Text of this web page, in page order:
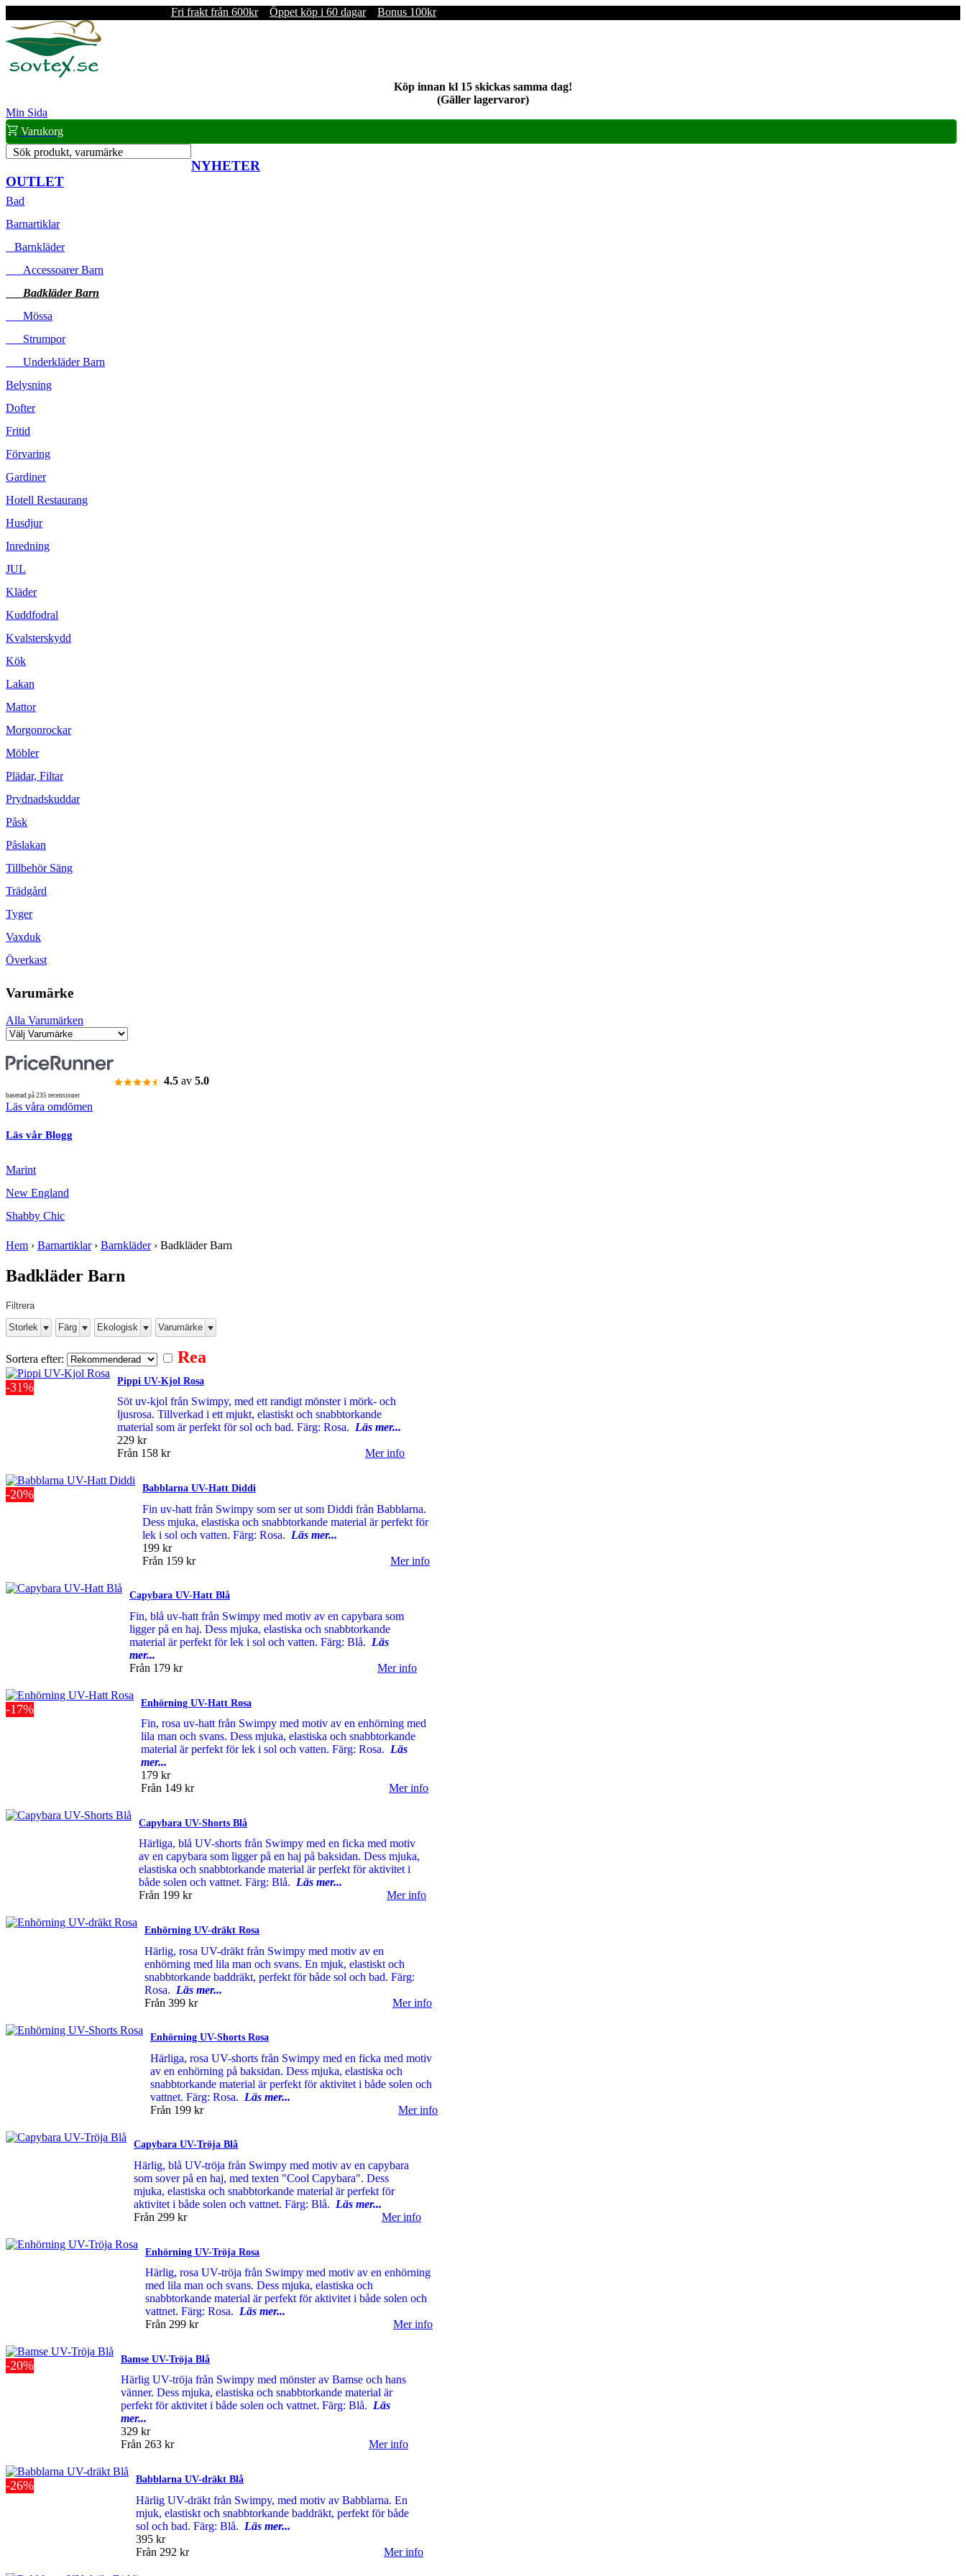
Fri frakt från 600kr Öppet köp i 60 dagar Bonus 100kr
Köp innan kl 15 skickas samma dag!
(Gäller lagervaror)
Min Sida
Varukorg
Sök produkt, varumärke
NYHETER
OUTLET
Bad
Barnartiklar
Barnkläder
Accessoarer Barn
Badkläder Barn
Mössa
Strumpor
Underkläder Barn
Belysning
Dofter
Fritid
Förvaring
Gardiner
Hotell Restaurang
Husdjur
Inredning
JUL
Kläder
Kuddfodral
Kvalsterskydd
Kök
Lakan
Mattor
Morgonrockar
Möbler
Plädar, Filtar
Prydnadskuddar
Påsk
Påslakan
Tillbehör Säng
Trädgård
Tyger
Vaxduk
Överkast
Varumärke
Alla Varumärken
4.5 av 5.0
baserad på 235 recensioner
Läs våra omdömen
Läs vår Blogg
Marint
New England
Shabby Chic
Hem › Barnartiklar› Barnkläder› Badkläder Barn
Badkläder Barn
Filtrera
Storlek
Färg Ekologisk Varumärke
Sortera efter: Rea
-31% Pippi UV-Kjol Rosa
Söt uv-kjol från Swimpy, med ett randigt mönster i mörk- och
ljusrosa. Tillverkad i ett mjukt, elastiskt och snabbtorkande
material som är perfekt för sol och bad. Färg: Rosa. Läs mer...
229 kr
Från 158 kr Mer info
-20% Babblarna UV-Hatt Diddi
Fin uv-hatt från Swimpy som ser ut som Diddi från Babblarna.
Dess mjuka, elastiska och snabbtorkande material är perfekt för
lek i sol och vatten. Färg: Rosa. Läs mer...
199 kr
Från 159 kr Mer info
Capybara UV-Hatt Blå
Fin, blå uv-hatt från Swimpy med motiv av en capybara som
ligger på en haj. Dess mjuka, elastiska och snabbtorkande
material är perfekt för lek i sol och vatten. Färg: Blå. Läs
mer...
Från 179 kr Mer info
-17% Enhörning UV-Hatt Rosa
Fin, rosa uv-hatt från Swimpy med motiv av en enhörning med
lila man och svans. Dess mjuka, elastiska och snabbtorkande
material är perfekt för lek i sol och vatten. Färg: Rosa. Läs
mer...
179 kr
Från 149 kr Mer info
Capybara UV-Shorts Blå
Härliga, blå UV-shorts från Swimpy med en ficka med motiv
av en capybara som ligger på en haj på baksidan. Dess mjuka,
elastiska och snabbtorkande material är perfekt för aktivitet i
både solen och vattnet. Färg: Blå. Läs mer...
Från 199 kr Mer info
Enhörning UV-dräkt Rosa
Härlig, rosa UV-dräkt från Swimpy med motiv av en
enhörning med lila man och svans. En mjuk, elastiskt och
snabbtorkande baddräkt, perfekt för både sol och bad. Färg:
Rosa. Läs mer...
Från 399 kr Mer info
Enhörning UV-Shorts Rosa
Härliga, rosa UV-shorts från Swimpy med en ficka med motiv
av en enhörning på baksidan. Dess mjuka, elastiska och
snabbtorkande material är perfekt för aktivitet i både solen och
vattnet. Färg: Rosa. Läs mer...
Från 199 kr Mer info
Capybara UV-Tröja Blå
Härlig, blå UV-tröja från Swimpy med motiv av en capybara
som sover på en haj, med texten "Cool Capybara". Dess
mjuka, elastiska och snabbtorkande material är perfekt för
aktivitet i både solen och vattnet. Färg: Blå. Läs mer...
Från 299 kr Mer info
Enhörning UV-Tröja Rosa
Härlig, rosa UV-tröja från Swimpy med motiv av en enhörning
med lila man och svans. Dess mjuka, elastiska och
snabbtorkande material är perfekt för aktivitet i både solen och
vattnet. Färg: Rosa. Läs mer...
Från 299 kr Mer info
-20% Bamse UV-Tröja Blå
Härlig UV-tröja från Swimpy med mönster av Bamse och hans
vänner. Dess mjuka, elastiska och snabbtorkande material är
perfekt för aktivitet i både solen och vattnet. Färg: Blå. Läs
mer...
329 kr
Från 263 kr Mer info
-26% Babblarna UV-dräkt Blå
Härlig UV-dräkt från Swimpy, med motiv av Babblarna. En
mjuk, elastiskt och snabbtorkande baddräkt, perfekt för både
sol och bad. Färg: Blå. Läs mer...
395 kr
Från 292 kr Mer info